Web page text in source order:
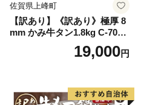
佐賀県上峰町
【訳あり】《訳あり》極厚 8
mm かみ牛タン1.8kg C-709-
19,000円